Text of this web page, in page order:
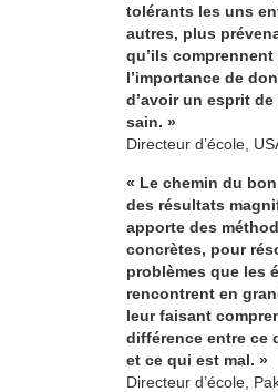
tolérants les uns
autres, plus
qu’ils comprennent
l’importance de
d’avoir un esprit
sain. »
Directeur d’école,
« Le chemin du
des résultats
apporte des
concrètes, pour
problèmes que les
rencontrent en
leur faisant
différence entre ce
et ce qui est mal. »
Directeur d’école,